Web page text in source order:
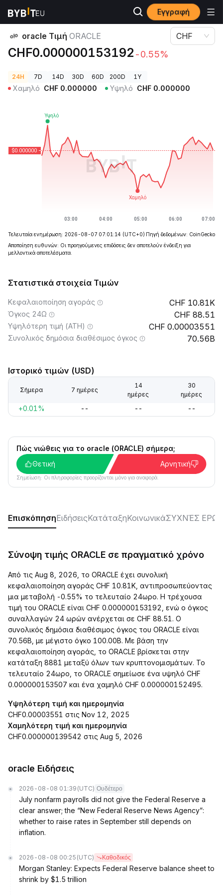
Εγγραφή
Τιμές Κρυπτονομισμάτων oracle Τιμή ORACLE
oracle Τιμή ORACLE
CHF0.000000153192 -0.55%
CHF
24H 7D 14D 30D 60D 200D 1Y
Χαμηλό CHF 0.000000 Υψηλό CHF 0.000000
Τελευταία ενημέρωση: 2026-08-07 07:01:14 (UTC+0) Πηγή δεδομένων: CoinGecko
Αποποίηση ευθυνών: Οι προηγούμενες επιδόσεις δεν αποτελούν ένδειξη για
μελλοντικά αποτελέσματα.
Στατιστικά στοιχεία Τιμών
Κεφαλαιοποίηση αγοράς 10.81K
Όγκος 24Ω 88.51
Υψηλότερη τιμή (ATH) 0.00003551
Συνολικός δημόσια διαθέσιμος όγκος 70.56B
Ιστορικό τιμών (USD)
Σήμερα 7 ημέρες
14
ημέρες
30
ημέρες
+0.01% -- -- --
Πώς νιώθεις για το oracle (ORACLE) σήμερα;
Θετική
Αρνητική
Σημείωση: Οι πληροφορίες προορίζονται μόνο για αναφορά.
ΕπισκόπησηΕιδήσειςΚατάταξηΚοινωνικάΣΥΧΝΈΣ
Σύνοψη τιμής ORACLE σε πραγματικό χρόνο
Από τις Aug 8, 2026, το ORACLE έχει συνολική
κεφαλαιοποίηση αγοράς CHF 10.81K, αντιπροσωπεύοντας
μια μεταβολή -0.55% το τελευταίο 24ωρο. Η τρέχουσα
τιμή του ORACLE είναι CHF 0.000000153192, ενώ ο όγκος
συναλλαγών 24 ωρών ανέρχεται σε CHF 88.51. Ο
συνολικός δημόσια διαθέσιμος όγκος του ORACLE είναι
70.56B, με μέγιστο όγκο 100.00B. Με βάση την
κεφαλαιοποίηση αγοράς, το ORACLE βρίσκεται στην
κατάταξη 8881 μεταξύ όλων των κρυπτονομισμάτων. Το
τελευταίο 24ωρο, το ORACLE σημείωσε ένα υψηλό CHF
0.000000153507 και ένα χαμηλό CHF 0.000000152495.
Υψηλότερη τιμή και ημερομηνία
CHF0.00003551 στις Nov 12, 2025
Χαμηλότερη τιμή και ημερομηνία
CHF0.000000139542 στις Aug 5, 2026
oracle Ειδήσεις
2026-08-08 01:39 (UTC) Ουδέτερο
July nonfarm payrolls did not give the Federal Reserve a
clear answer; the “New Federal Reserve News Agency”:
whether to raise rates in September still depends on
inflation.
2026-08-08 00:25 (UTC) Καθοδικός
Morgan Stanley: Expects Federal Reserve balance sheet to
shrink by $1.5 trillion